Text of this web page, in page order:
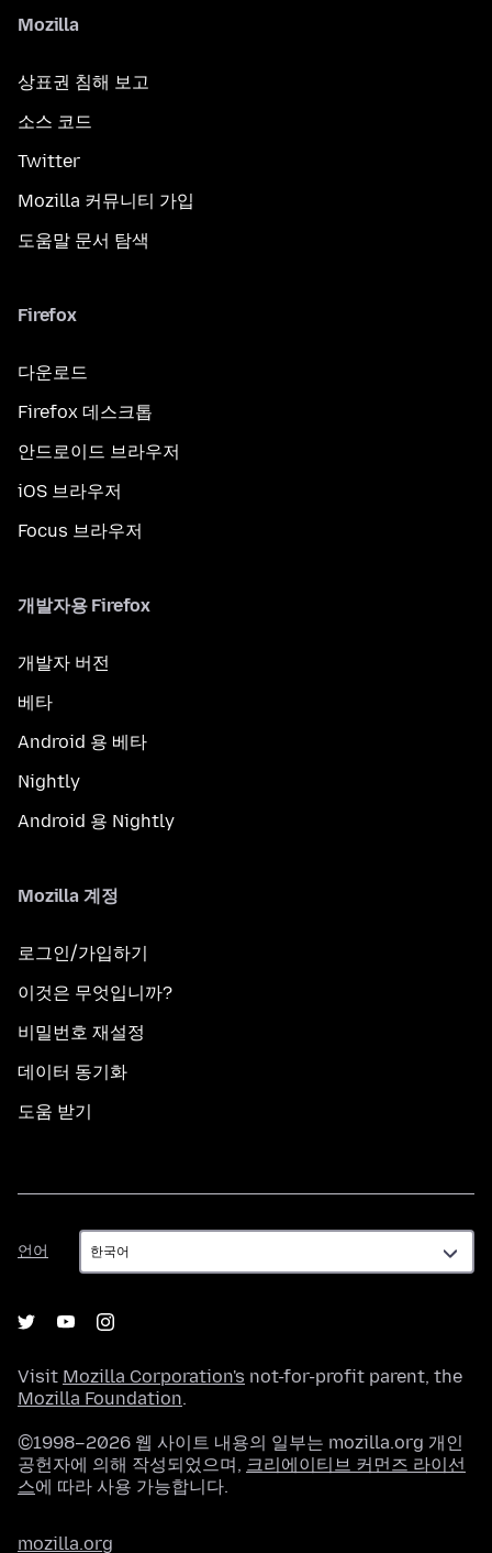
Mozilla
상표권 침해 보고
소스 코드
Twitter
Mozilla 커뮤니티 가입
도움말 문서 탐색
Firefox
다운로드
Firefox 데스크톱
안드로이드 브라우저
iOS 브라우저
Focus 브라우저
개발자용 Firefox
개발자 버전
베타
Android 용 베타
Nightly
Android 용 Nightly
Mozilla 계정
로그인/가입하기
이것은 무엇입니까?
비밀번호 재설정
데이터 동기화
도움 받기
언어
언
어
Visit Mozilla Corporation's not-for-profit parent, the
Mozilla Foundation.
©1998–2026 웹 사이트 내용의 일부는 mozilla.org 개인
공헌자에 의해 작성되었으며, 크리에이티브 커먼즈 라이선
스에 따라 사용 가능합니다.
mozilla.org